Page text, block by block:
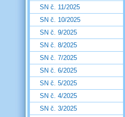
SN č. 11/2025
SN č. 10/2025
SN č. 9/2025
SN č. 8/2025
SN č. 7/2025
SN č. 6/2025
SN č. 5/2025
SN č. 4/2025
SN č. 3/2025